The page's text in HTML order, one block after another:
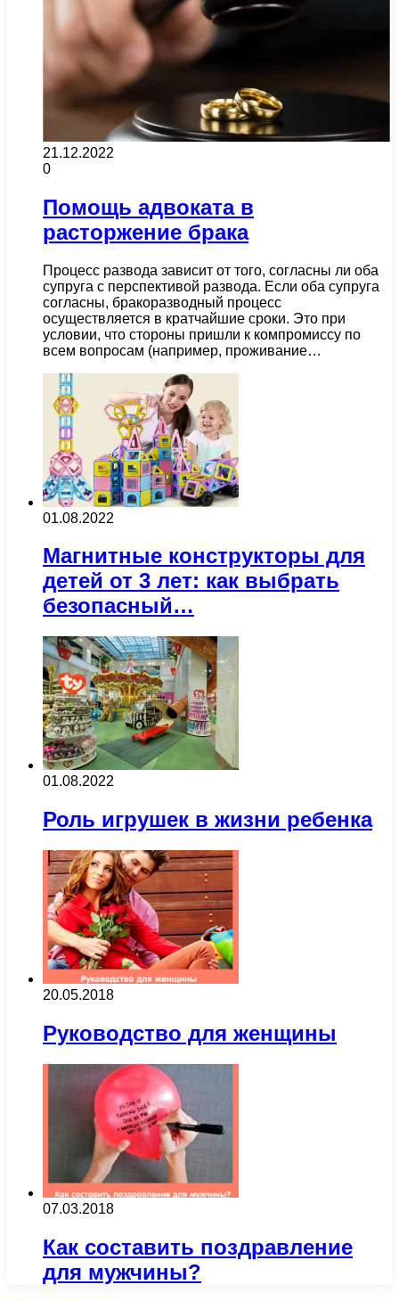
21.12.2022
0
Помощь адвоката в
расторжение брака
Процесс развода зависит от того, согласны ли оба
супруга с перспективой развода. Если оба супруга
согласны, бракоразводный процесс
осуществляется в кратчайшие сроки. Это при
условии, что стороны пришли к компромиссу по
всем вопросам (например, проживание…
01.08.2022
Магнитные конструкторы для
детей от 3 лет: как выбрать
безопасный…
01.08.2022
Роль игрушек в жизни ребенка
20.05.2018
Руководство для женщины
07.03.2018
Как составить поздравление
для мужчины?